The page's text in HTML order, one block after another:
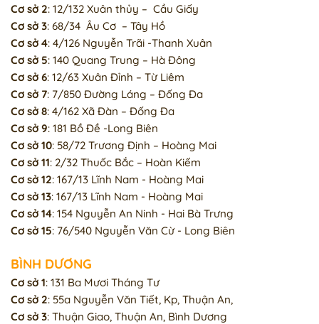
Cơ sở 2: 12/132 Xuân thủy – Cầu Giấy
Cơ sở 3: 68/34 Âu Cơ – Tây Hồ
Cơ sở 4: 4/126 Nguyễn Trãi -Thanh Xuân
Cơ sở 5: 140 Quang Trung – Hà Đông
Cơ sở 6: 12/63 Xuân Đỉnh – Từ Liêm
Cơ sở 7: 7/850 Đường Láng – Đống Đa
Cơ sở 8: 4/162 Xã Đàn – Đống Đa
Cơ sở 9: 181 Bồ Đề -Long Biên
Cơ sở 10: 58/72 Trương Định – Hoàng Mai
Cơ sở 11: 2/32 Thuốc Bắc – Hoàn Kiếm
Cơ sở 12: 167/13 Lĩnh Nam - Hoàng Mai
Cơ sở 13: 167/13 Lĩnh Nam - Hoàng Mai
Cơ sở 14: 154 Nguyễn An Ninh - Hai Bà Trưng
Cơ sở 15: 76/540 Nguyễn Văn Cừ - Long Biên
BÌNH DƯƠNG
Cơ sở 1: 131 Ba Mươi Tháng Tư
Cơ sở 2: 55a Nguyễn Văn Tiết, Kp, Thuận An,
Cơ sở 3: Thuận Giao, Thuận An, Bình Dương